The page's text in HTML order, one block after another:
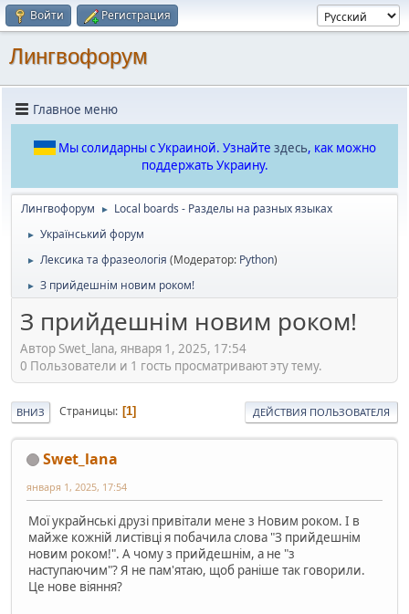
Войти Регистрация
Лингвофорум
Главное меню
Мы солидарны с Украиной. Узнайте здесь, как можно
поддержать Украину.
Лингвофорум ► Local boards - Разделы на разных языках
► Український форум
► Лексика та фразеологія (Модератор: Python)
► З прийдешнім новим роком!
З прийдешнім новим роком!
Автор Swet_lana, января 1, 2025, 17:54
0 Пользователи и 1 гость просматривают эту тему.
ВНИЗ Страницы 1 ДЕЙСТВИЯ ПОЛЬЗОВАТЕЛЯ
Swet_lana
января 1, 2025, 17:54
Мої украйнські друзі привітали мене з Новим роком. І в
майже кожній листівці я побачила слова "З прийдешнім
новим роком!". А чому з прийдешнім, а не "з
наступаючим"? Я не пам'ятаю, щоб раніше так говорили.
Це нове віяння?